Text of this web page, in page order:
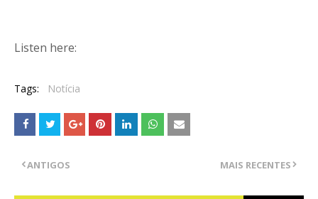
Listen here:
Tags: Notícia
MAIS RECENTES
ANTIGOS